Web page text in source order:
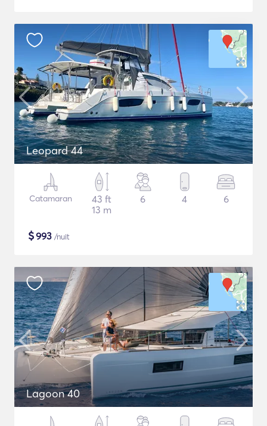
Leopard 44
Catamaran
43 ft
13 m
6 4 6
$993 /nuit
Lagoon 40